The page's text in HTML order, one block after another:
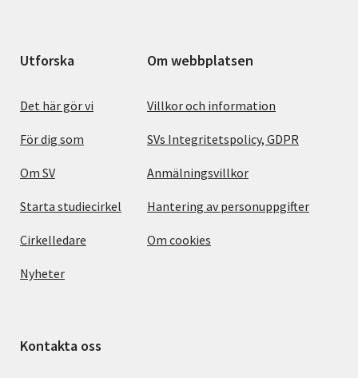
Utforska
Det här gör vi
För dig som
Om SV
Starta studiecirkel
Cirkelledare
Nyheter
Om webbplatsen
Villkor och information
SVs Integritetspolicy, GDPR
Anmälningsvillkor
Hantering av personuppgifter
Om cookies
Kontakta oss